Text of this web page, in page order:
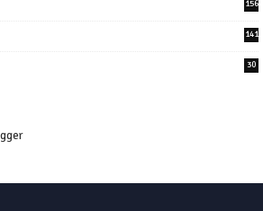
156
141
30